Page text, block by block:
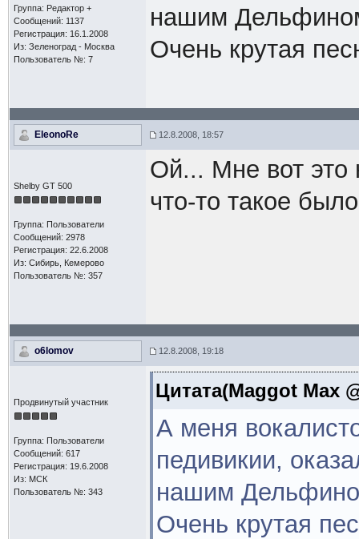
Группа: Редактор +
Сообщений: 1137
Регистрация: 16.1.2008
Из: Зеленоград - Москва
Пользователь №: 7
нашим
Очень крутая
EleonoRe 12.8.2008, 18:57
Shelby GT 500
Группа: Пользователи
Сообщений: 2978
Регистрация: 22.6.2008
Из: Сибирь, Кемерово
Пользователь №: 357
Ой... Мне вот это
что-то такое
o6lomov 12.8.2008, 19:18
Продвинутый участник
Группа: Пользователи
Сообщений: 617
Регистрация: 19.6.2008
Из: МСК
Пользователь №: 343
Цитата(Maggot Max
А меня
педивикии,
нашим
Очень крутая